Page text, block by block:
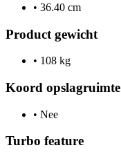
• 36.40 cm
Product gewicht
• 108 kg
Koord opslagruimte
• Nee
Turbo feature